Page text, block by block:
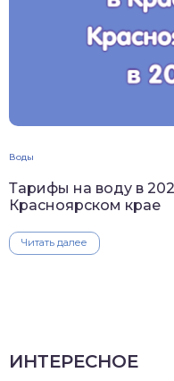
Воды
Тарифы на воду в
Красноярском крае
Читать далее
ИНТЕРЕСНОЕ